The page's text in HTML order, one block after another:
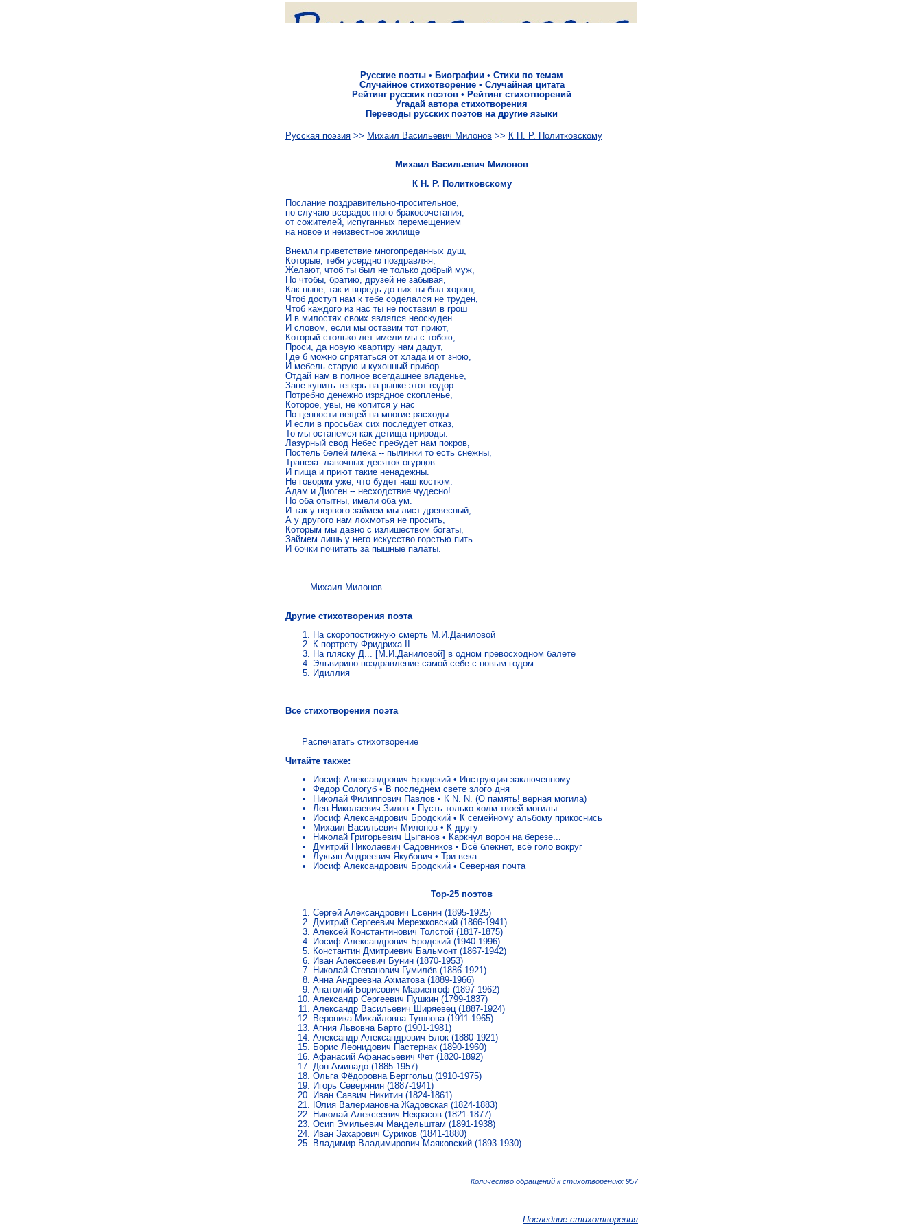
Русские поэты • Биографии • Стихи по темам
Случайное стихотворение• Случайная цитата
Рейтинг русских поэтов • Рейтинг стихотворений
Угадай автора стихотворения
Переводы русских поэтов на другие языки
Русская поэзия >> Михаил Васильевич Милонов >> К Н. Р. Политковскому
Михаил Васильевич Милонов
К Н. Р. Политковскому
Послание поздравительно-просительное,
по случаю всерадостного бракосочетания,
от сожителей, испуганных перемещением
на новое и неизвестное жилище
Внемли приветствие многопреданных душ,
Которые, тебя усердно поздравляя,
Желают, чтоб ты был не только добрый муж,
Но чтобы, братию, друзей не забывая,
Как ныне, так и впредь до них ты был хорош,
Чтоб доступ нам к тебе соделался не труден,
Чтоб каждого из нас ты не поставил в грош
И в милостях своих являлся неоскуден.
И словом, если мы оставим тот приют,
Который столько лет имели мы с тобою,
Проси, да новую квартиру нам дадут,
Где б можно спрятаться от хлада и от зною,
И мебель старую и кухонный прибор
Отдай нам в полное всегдашнее владенье,
Зане купить теперь на рынке этот вздор
Потребно денежно изрядное скопленье,
Которое, увы, не копится у нас
По ценности вещей на многие расходы.
И если в просьбах сих последует отказ,
То мы останемся как детища природы:
Лазурный свод Небес пребудет нам покров,
Постель белей млека -- пылинки то есть снежны,
Трапеза--лавочных десяток огурцов:
И пища и приют такие ненадежны.
Не говорим уже, что будет наш костюм.
Адам и Диоген -- несходствие чудесно!
Но оба опытны, имели оба ум.
И так у первого займем мы лист древесный,
А у другого нам лохмотья не просить,
Которым мы давно с излишеством богаты,
Займем лишь у него искусство горстью пить
И бочки почитать за пышные палаты.
Михаил Милонов
Другие стихотворения поэта
На скоропостижную смерть М.И.Даниловой
К портрету Фридриха II
На пляску Д... [М.И.Даниловой] в одном превосходном балете
Эльвирино поздравление самой себе с новым годом
Идиллия
Все стихотворения поэта
Распечатать стихотворение
Читайте также:
Иосиф Александрович Бродский • Инструкция заключенному
Федор Сологуб • В последнем свете злого дня
Николай Филиппович Павлов • К N. N. (О память! верная могила)
Лев Николаевич Зилов • Пусть только холм твоей могилы
Иосиф Александрович Бродский • К семейному альбому прикоснись
Михаил Васильевич Милонов • К другу
Николай Григорьевич Цыганов • Каркнул ворон на березе...
Дмитрий Николаевич Садовников • Всё блекнет, всё голо вокруг
Лукьян Андреевич Якубович • Три века
Иосиф Александрович Бродский • Северная почта
Top-25 поэтов
Сергей Александрович Есенин (1895-1925)
Дмитрий Сергеевич Мережковский (1866-1941)
Алексей Константинович Толстой (1817-1875)
Иосиф Александрович Бродский (1940-1996)
Константин Дмитриевич Бальмонт (1867-1942)
Иван Алексеевич Бунин (1870-1953)
Николай Степанович Гумилёв (1886-1921)
Анна Андреевна Ахматова(1889-1966)
Анатолий Борисович Мариенгоф (1897-1962)
Александр Сергеевич Пушкин (1799-1837)
Александр Васильевич Ширяевец(1887-1924)
Вероника Михайловна Тушнова(1911-1965)
Агния Львовна Барто (1901-1981)
Александр Александрович Блок (1880-1921)
Борис Леонидович Пастернак (1890-1960)
Афанасий Афанасьевич Фет (1820-1892)
Дон Аминадо (1885-1957)
Ольга Фёдоровна Берггольц(1910-1975)
Игорь Северянин (1887-1941)
Иван Саввич Никитин (1824-1861)
Юлия Валериановна Жадовская (1824-1883)
Николай Алексеевич Некрасов (1821-1877)
Осип Эмильевич Мандельштам (1891-1938)
Иван Захарович Суриков (1841-1880)
Владимир Владимирович Маяковский (1893-1930)
Количество обращений к стихотворению: 957
Последние стихотворения